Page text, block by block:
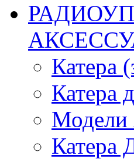
Катера
Катера
Модели
Катера